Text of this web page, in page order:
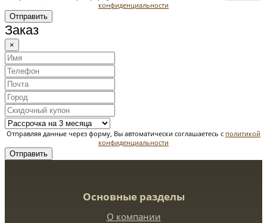
конфиденциальности
Отправить
Заказ
×
Отправляя данные через форму, Вы автоматически соглашаетесь с политикой
конфиденциальности
Отправить
Основные разделы
О компании